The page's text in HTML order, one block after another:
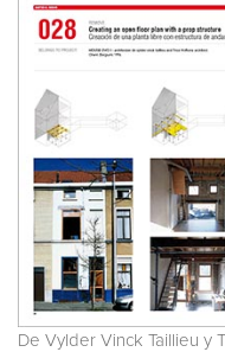
De Vylder Vinck Taillieu y